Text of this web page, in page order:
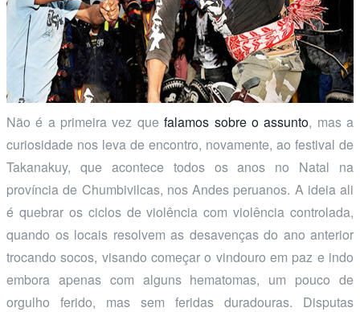
Não é a primeira vez quefalamos sobre o assunto, mas a
curiosidade nos leva de encontro, novamente, ao festival de
Takanakuy, que acontece todos os anos no Natal na
província de Chumbivilcas, nos Andes peruanos. A ideia ali
é quebrar os ciclos de violência com violência controlada,
quando os locais resolvem as desavenças do ano anterior
trocando socos, visando começar o vindouro em paz e indo
embora apenas com alguns hematomas, um pouco de
orgulho ferido, mas sem feridas duradouras. Disputas